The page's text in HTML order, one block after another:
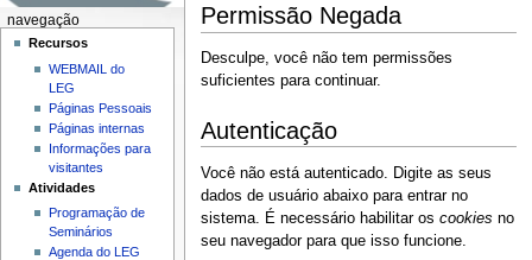
Permissão Negada
Desculpe, você não tem permissões
suficientes para continuar.
Autenticação
Você não está autenticado. Digite as seus
dados de usuário abaixo para entrar no
sistema. É necessário habilitar os cookies no
seu navegador para que isso funcione.
navegação
Recursos
WEBMAIL do
LEG
Páginas Pessoais
Páginas internas
Informações para
visitantes
Atividades
Programação de
Seminários
Agenda do LEG